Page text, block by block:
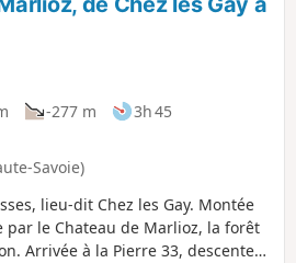
-277 m
3h 45
Savoie)
lieu-dit Chez les Gay. Montée
par le Chateau de Marlioz, la forêt
Arrivée à la Pierre 33, descente